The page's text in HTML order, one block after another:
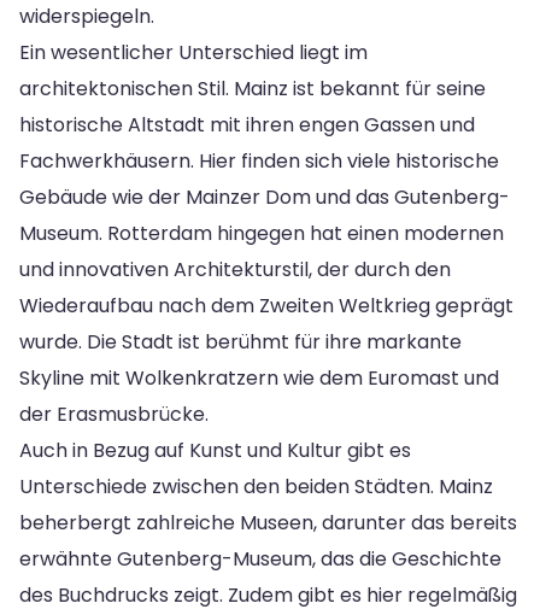
widerspiegeln.
Ein wesentlicher Unterschied liegt im
architektonischen Stil. Mainz ist bekannt für seine
historische Altstadt mit ihren engen Gassen und
Fachwerkhäusern. Hier finden sich viele historische
Gebäude wie der Mainzer Dom und das Gutenberg-
Museum. Rotterdam hingegen hat einen modernen
und innovativen Architekturstil, der durch den
Wiederaufbau nach dem Zweiten Weltkrieg geprägt
wurde. Die Stadt ist berühmt für ihre markante
Skyline mit Wolkenkratzern wie dem Euromast und
der Erasmusbrücke.
Auch in Bezug auf Kunst und Kultur gibt es
Unterschiede zwischen den beiden Städten. Mainz
beherbergt zahlreiche Museen, darunter das bereits
erwähnte Gutenberg-Museum, das die Geschichte
des Buchdrucks zeigt. Zudem gibt es hier regelmäßig